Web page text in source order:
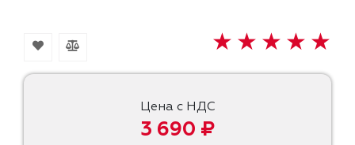
Цена с НДС
3 690 ₽